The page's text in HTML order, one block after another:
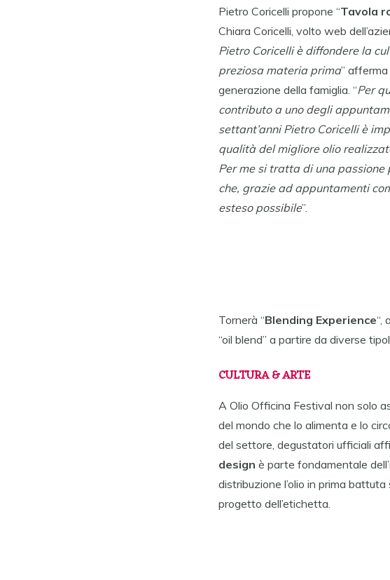
Pietro Coricelli propone “Tavola
Chiara Coricelli, volto web
Pietro Coricelli è diffondere la
preziosa materia prima”
generazione della famiglia. “Per
contributo a uno degli
settant’anni Pietro Coricelli è
qualità del migliore olio
Per me si tratta di una
che, grazie ad appuntamenti
esteso possibile”.
Tornerà “Blending Experience“,
“oil blend” a partire da diverse
CULTURA & ARTE
A Olio Officina Festival non solo
del mondo che lo alimenta e lo
del settore, degustatori ufficiali
design è parte fondamentale
distribuzione l’olio in prima
progetto dell’etichetta.